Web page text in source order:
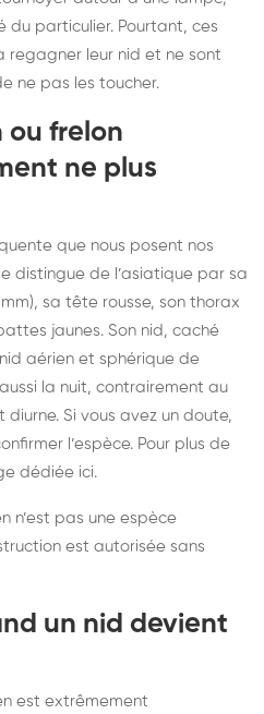
du particulier. Pourtant, ces
regagner leur nid et ne sont
ne pas les toucher.
ou frelon
ne plus
que nous posent nos
distingue de l’asiatique par sa
sa tête rousse, son thorax
jaunes. Son nid, caché
aérien et sphérique de
la nuit, contrairement au
Si vous avez un doute,
l’espèce. Pour plus de
dédiée ici.
n’est pas une espèce
est autorisée sans
un nid devient
est extrêmement